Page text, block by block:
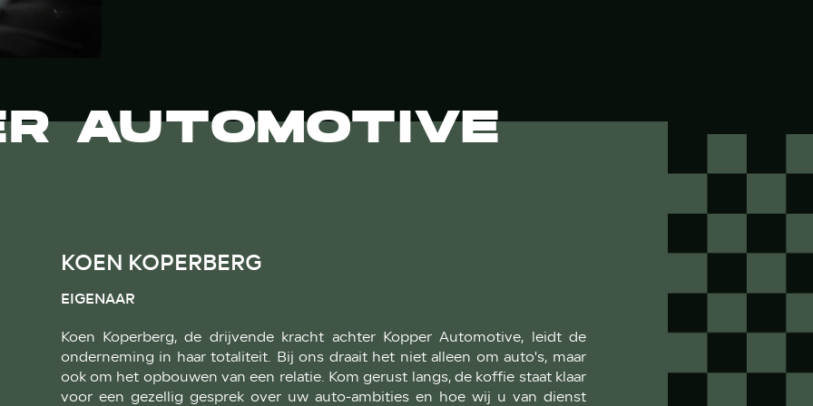
AUTOMOTIVE
KOEN KOPERBERG
EIGENAAR
Koen Koperberg, de drijvende kracht achter Kopper Automotive, leidt de
onderneming in haar totaliteit. Bij ons draait het niet alleen om auto's, maar
ook om het opbouwen van een relatie. Kom gerust langs, de koffie staat klaar
voor een gezellig gesprek over uw auto-ambities en hoe wij u van dienst